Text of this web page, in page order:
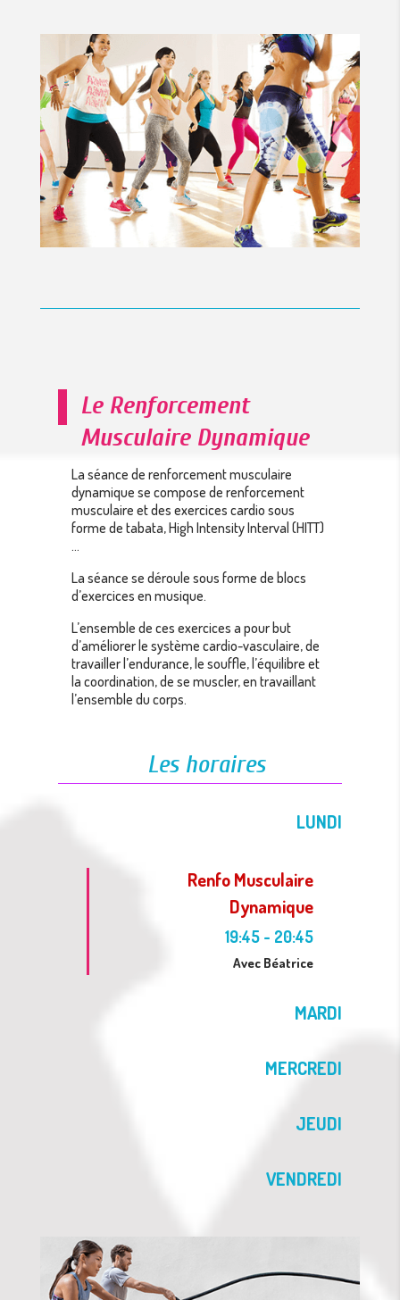
Le Renforcement
Musculaire Dynamique
La séance de renforcement musculaire
dynamique se compose de renforcement
musculaire et des exercices cardio sous
forme de tabata, High Intensity Interval (HITT)
…
La séance se déroule sous forme de blocs
d’exercices en musique.
L’ensemble de ces exercices a pour but
d’améliorer le système cardio-vasculaire, de
travailler l’endurance, le souffle, l’équilibre et
la coordination, de se muscler, en travaillant
l’ensemble du corps.
Les horaires
LUNDI
Renfo Musculaire
Dynamique
19:45 - 20:45
Avec Béatrice
MARDI
MERCREDI
JEUDI
VENDREDI